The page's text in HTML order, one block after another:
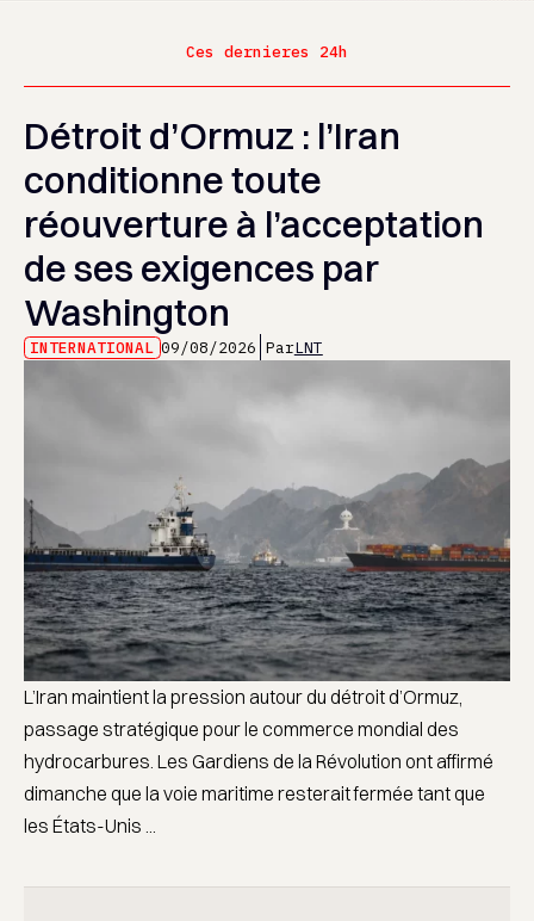
Ces dernieres 24h
Détroit d’Ormuz : l’Iran
conditionne toute
réouverture à l’acceptation
de ses exigences par
Washington
INTERNATIONAL 09/08/2026 ParLNT
L’Iran maintient la pression autour du détroit d’Ormuz,
passage stratégique pour le commerce mondial des
hydrocarbures. Les Gardiens de la Révolution ont affirmé
dimanche que la voie maritime resterait fermée tant que
les États-Unis ...